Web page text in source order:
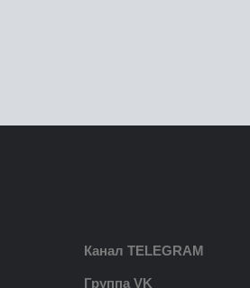
Группа VK
Канал TELEGRAM